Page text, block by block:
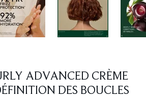
ADVANCED CRÈME
DES BOUCLES